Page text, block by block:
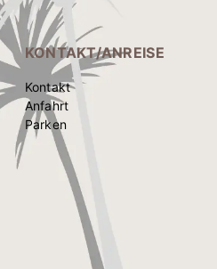
KONTAKT/ANREISE
Kontakt
Anfahrt
Parken